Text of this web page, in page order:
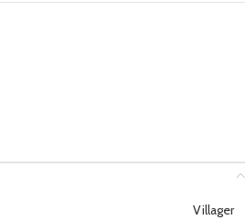
Villager